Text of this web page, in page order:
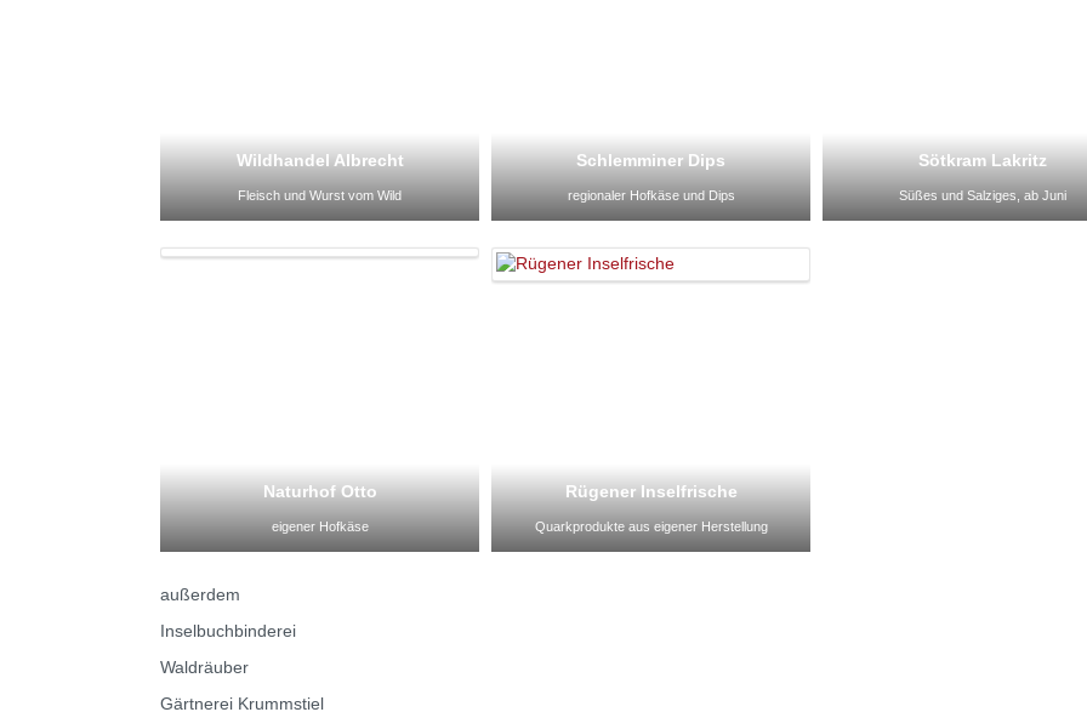
Wildhandel Albrecht
Fleisch und Wurst vom Wild
Schlemminer Dips
regionaler Hofkäse und Dips
Sötkram Lakritz
Süßes und Salziges, ab Juni
Naturhof Otto
eigener Hofkäse
Rügener Inselfrische
Quarkprodukte aus eigener Herstellung
außerdem
Inselbuchbinderei
Waldräuber
Gärtnerei Krummstiel